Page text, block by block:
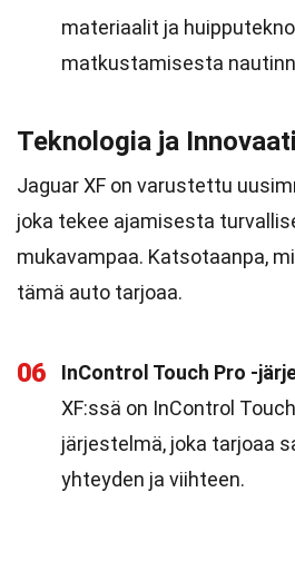
materiaalit ja
matkustamisesta
Teknologia ja
Jaguar XF on varustettu
joka tekee ajamisesta
mukavampaa. Katsotaanpa,
tämä auto tarjoaa.
06
InControl Touch Pro -
XF:ssä on InControl
järjestelmä, joka tarjoaa
yhteyden ja viihteen.